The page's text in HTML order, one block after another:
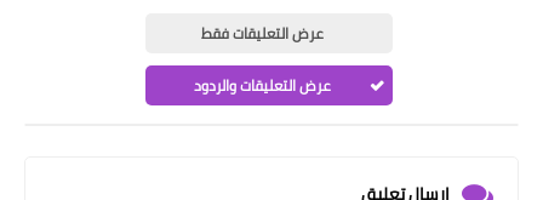
عرض التعليقات فقط
عرض التعليقات والردود